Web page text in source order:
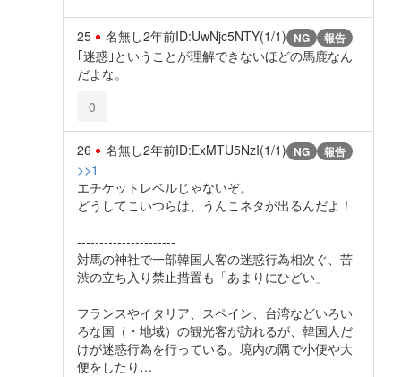
25 名無し2年前ID:UwNjc5NTY(1/1) NG 報告
｢迷惑｣ということが理解できないほどの馬鹿なん
だよな。
0
26 名無し2年前ID:ExMTU5NzI(1/1) NG 報告
>>1
エチケットレベルじゃないぞ。
どうしてこいつらは、うんこネタが出るんだよ！
----------------------
対馬の神社で一部韓国人客の迷惑行為相次ぐ、苦
渋の立ち入り禁止措置も「あまりにひどい」
フランスやイタリア、スペイン、台湾などいろい
ろな国（・地域）の観光客が訪れるが、韓国人だ
けが迷惑行為を行っている。境内の隅で小便や大
便をしたり…